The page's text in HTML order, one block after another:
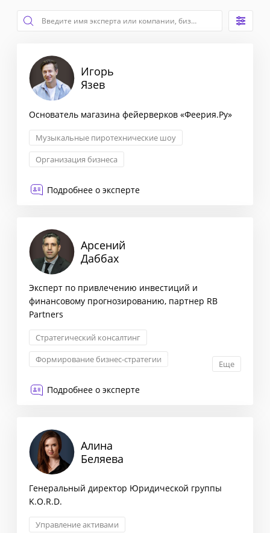
Игорь
Язев
Основатель магазина фейерверков «Феерия.Ру»
Музыкальные пиротехнические шоу
Организация бизнеса
Подробнее о эксперте
Арсений
Даббах
Эксперт по привлечению инвестиций и
финансовому прогнозированию, партнер RB
Partners
Стратегический консалтинг
Формирование бизнес-стратегии
Еще
Подробнее о эксперте
Алина
Беляева
Генеральный директор Юридической группы
K.O.R.D.
Управление активами